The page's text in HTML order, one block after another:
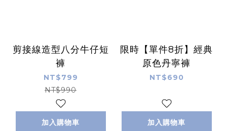
剪接線造型八分牛仔短
褲
NT$799
NT$990
加入購物車
限時【單件8折】經典
原色丹寧褲
NT$690
加入購物車